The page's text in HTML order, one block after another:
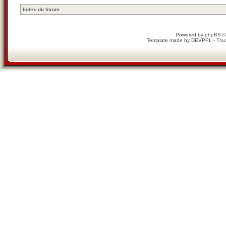
Index du forum
Powered by phpBB
Template made by DEVPPL -